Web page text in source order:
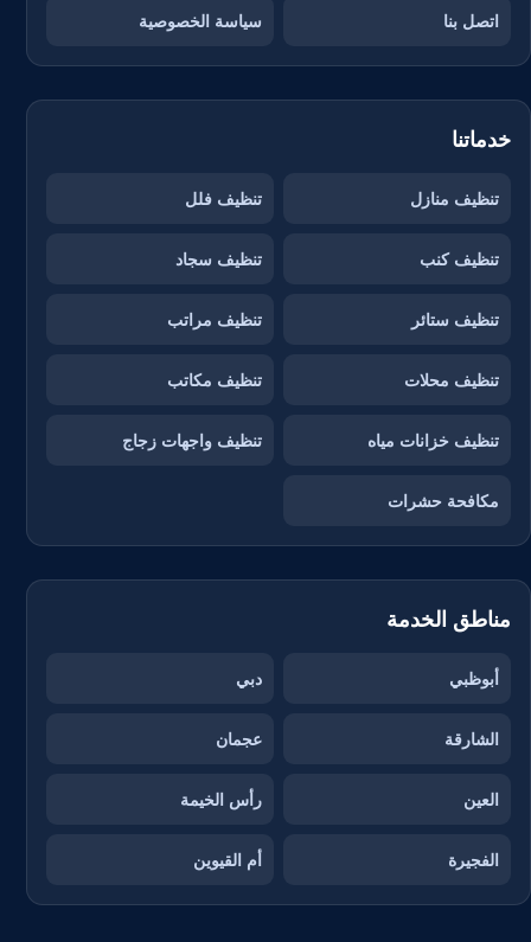
اتصل بنا سياسة الخصوصية
خدماتنا
تنظيف منازل تنظيف فلل
تنظيف كنب تنظيف سجاد
تنظيف ستائر تنظيف مراتب
تنظيف محلات تنظيف مكاتب
تنظيف خزانات مياه تنظيف واجهات زجاج
مكافحة حشرات
مناطق الخدمة
أبوظبي دبي
الشارقة عجمان
العين رأس الخيمة
الفجيرة أم القيوين